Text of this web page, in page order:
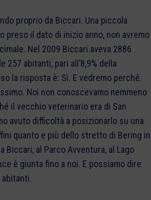
proprio da Biccari. Una piccola
preso il dato di inizio anno, non avremo
Nel 2009 Biccari aveva 2886
abitanti, pari all’8,9% della
la risposta è: Si. E vedremo perché.
Noi non conoscevamo nemmeno
il vecchio veterinario era di San
avuto difficoltà a posizionarlo su una
quanto e più dello stretto di Bering in
al Parco Avventura, al Lago
è giunta fino a noi. E possiamo dire
abitanti.